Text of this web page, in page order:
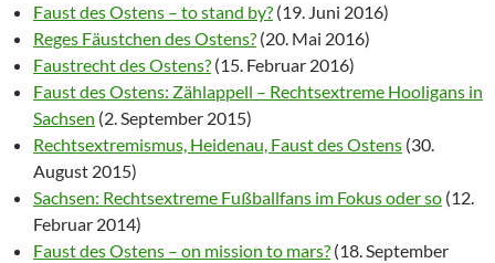
Faust des Ostens – to stand by? (19. Juni 2016)
Reges Fäustchen des Ostens? (20. Mai 2016)
Faustrecht des Ostens? (15. Februar 2016)
Faust des Ostens: Zählappell – Rechtsextreme Hooligans in
Sachsen (2. September 2015)
Rechtsextremismus, Heidenau, Faust des Ostens (30.
August 2015)
Sachsen: Rechtsextreme Fußballfans im Fokus oder so (12.
Februar 2014)
Faust des Ostens – on mission to mars? (18. September